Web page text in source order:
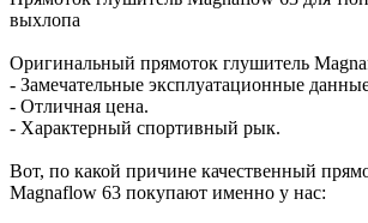
выхлопа
Оригинальный прямоток глушитель
- Замечательные эксплуатационные
- Отличная цена.
- Характерный спортивный рык.
Вот, по какой причине качественный
Magnaflow 63 покупают именно у нас: